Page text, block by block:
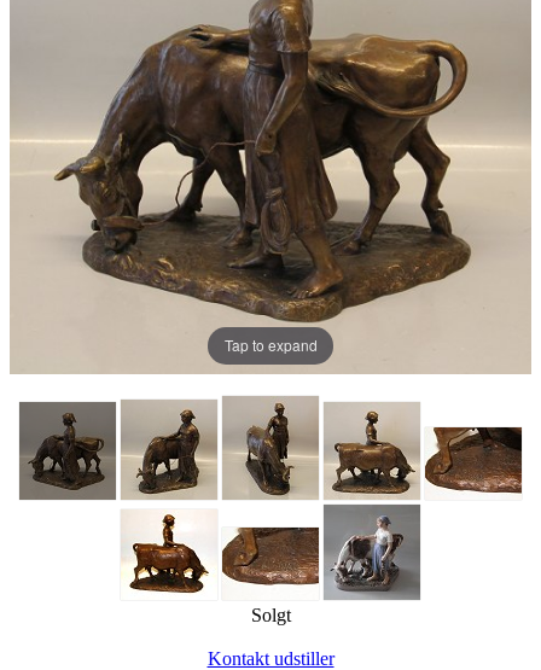
Tap to expand
Solgt
Kontakt udstiller